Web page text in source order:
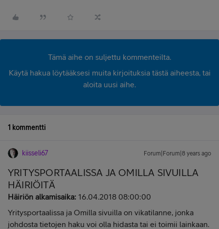
Tämä aihe on suljettu kommenteilta.
Käytä hakua löytääksesi muita kirjoituksia tästä aiheesta, tai
aloita uusi aihe.
1 kommentti
kiisseli67 Forum|Forum|8 years ago
YRITYSPORTAALISSA JA OMILLA SIVUILLA
HÄIRIÖITÄ
Häiriön alkamisaika: 16.04.2018 08:00:00
Yritysportaalissa ja Omilla sivuilla on vikatilanne, jonka
johdosta tietojen haku voi olla hidasta tai ei toimii lainkaan.